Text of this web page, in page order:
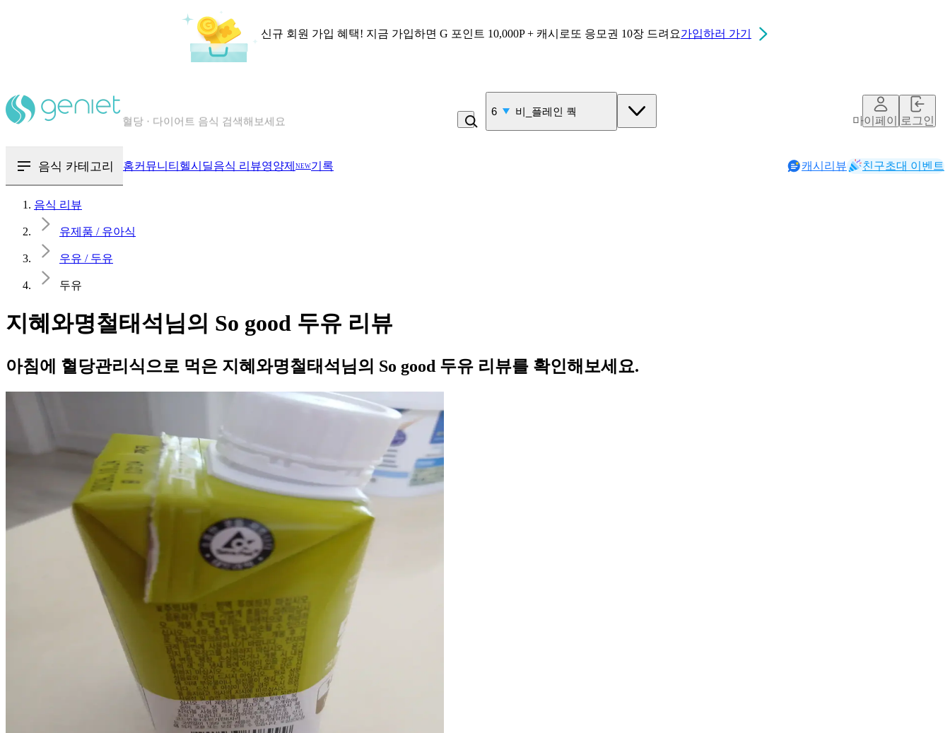
신규 회원 가입 혜택! 지금 가입하면 G 포인트 10,000P + 캐시로또 응모권 10장 드려요가입하러 가기
칼로리와 영양성분을 검색해보세요
7 직화그릴 닭가슴살 큐브 칮ㄷ
마이페이지로그인
음식 카테고리 홈커뮤니티 헬시딜음식 리뷰영양제 NEW기록 캐시리뷰 친구초대 이벤트
음식 리뷰
유제품 / 유아식
우유 / 두유
두유
지혜와명철태석님의 So good 두유 리뷰
아침에 혈당관리식으로 먹은 지혜와명철태석님의 So good 두유 리뷰를 확인해보세요.